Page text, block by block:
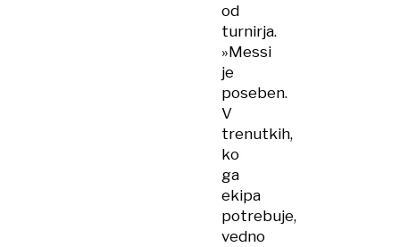
od
turnirja.
»Messi
je
poseben.
V
trenutkih,
ko
ga
ekipa
potrebuje,
vedno